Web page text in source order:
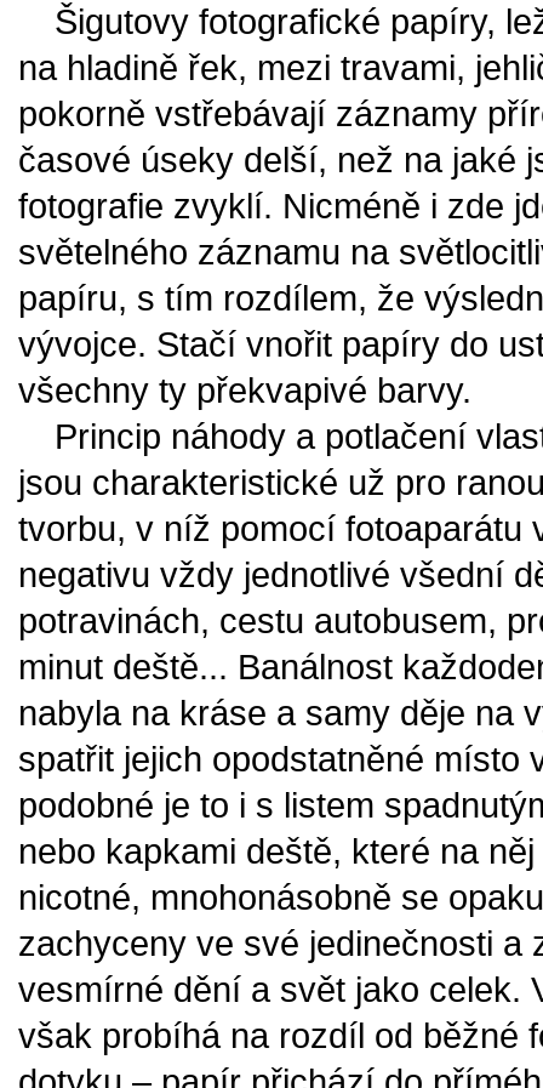
Šigutovy fotografické papíry,
na hladině řek, mezi travami,
pokorně vstřebávají záznamy
časové úseky delší, než na jaké
fotografie zvyklí. Nicméně i zde
světelného záznamu na
papíru, s tím rozdílem, že
vývojce. Stačí vnořit papíry do
všechny ty překvapivé barvy.
Princip náhody a potlačení
jsou charakteristické už pro
tvorbu, v níž pomocí fotoaparátu
negativu vždy jednotlivé všední
potravinách, cestu autobusem,
minut deště... Banálnost
nabyla na kráse a samy děje na
spatřit jejich opodstatněné místo
podobné je to i s listem
nebo kapkami deště, které na
nicotné, mnohonásobně se
zachyceny ve své jedinečnosti a
vesmírné dění a svět jako celek.
však probíhá na rozdíl od běžné